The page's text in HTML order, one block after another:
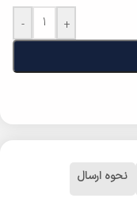
- +
نحوه ارسال